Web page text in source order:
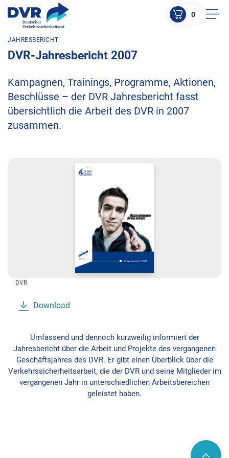
ZUM HAUPTINHALT SPRINGEN
ZUR SUCHE SPRINGEN
0
JAHRESBERICHT
DVR-Jahresbericht 2007
Kampagnen, Trainings, Programme, Aktionen,
Beschlüsse – der DVR Jahresbericht fasst
übersichtlich die Arbeit des DVR in 2007
zusammen.
DVR
Download
Umfassend und dennoch kurzweilig informiert der
Jahresbericht über die Arbeit und Projekte des vergangenen
Geschäftsjahres des DVR. Er gibt einen Überblick über die
Verkehrssicherheitsarbeit, die der DVR und seine Mitglieder im
vergangenen Jahr in unterschiedlichen Arbeitsbereichen
geleistet haben.